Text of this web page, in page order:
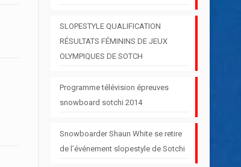
SLOPESTYLE QUALIFICATION
RÉSULTATS FÉMININS DE JEUX
OLYMPIQUES DE SOTCH
Programme télévision épreuves
snowboard sotchi 2014
Snowboarder Shaun White se retire
de l’événement slopestyle de Sotchi